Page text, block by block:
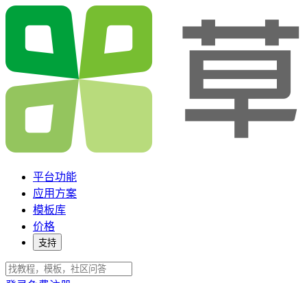
平台功能
应用方案
模板库
价格
支持